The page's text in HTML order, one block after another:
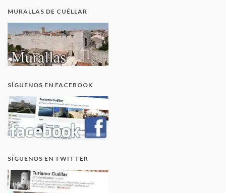
MURALLAS DE CUÉLLAR
SÍGUENOS EN FACEBOOK
SÍGUENOS EN TWITTER